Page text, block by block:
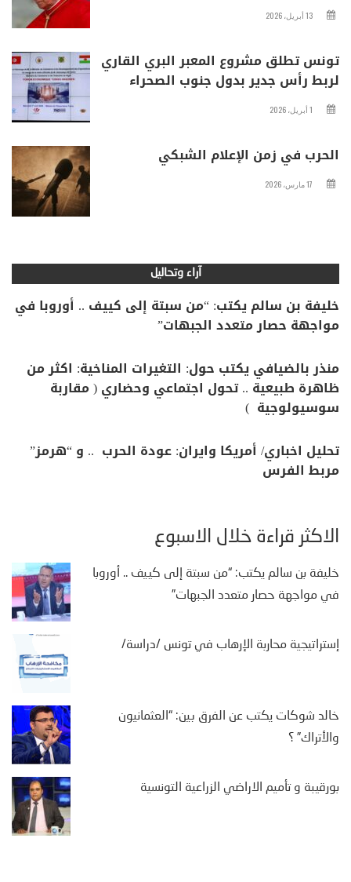
13 أبريل، 2026
تونس تطلق مشروع المعبر البري القاري
لربط رأس جدير بدول جنوب الصحراء
1 أبريل، 2026
الحرب في زمن الإعلام الشبكي
17 مارس، 2026
آراء وتحاليل
خليفة بن سالم يكتب: “من سبتة إلى كييف .. أوروبا في
مواجهة حصار متعدد الجبهات”
منذر بالضيافي يكتب حول: التغيرات المناخية: اكثر من
ظاهرة طبيعية .. تحول اجتماعي وحضاري ( مقاربة
سوسيولوجية )
تحليل اخباري/ أمريكا وايران: عودة الحرب .. و “هرمز”
مربط الفرس
الأكثر قراءة خلال الأسبوع
خليفة بن سالم يكتب: “من سبتة إلى كييف .. أوروبا
في مواجهة حصار متعدد الجبهات”
إستراتيجية محاربة الإرهاب في تونس /دراسة/
خالد شوكات يكتب عن الفرق بين: “العثمانيون
والأتراك” ؟
بورقيبة و تأميم الاراضي الزراعية التونسية